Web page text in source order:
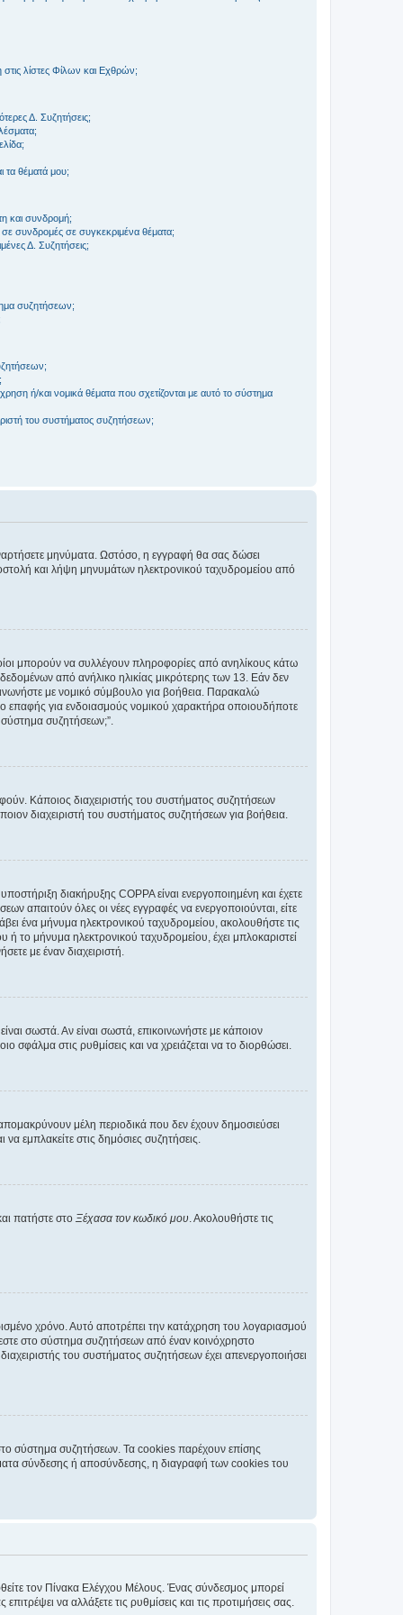
λίστες Φίλων και Εχθρών;
Δ. Συζητήσεις;
τα θέματά μου;
και συνδρομή;
συνδρομές σε συγκεκριμένα θέματα;
Δ. Συζητήσεις;
συζητήσεων;
ή/και νομικά θέματα που σχετίζονται με αυτό το σύστημα
του συστήματος συζητήσεων;
μηνύματα. Ωστόσο, η εγγραφή θα σας δώσει
και λήψη μηνυμάτων ηλεκτρονικού ταχυδρομείου από
μπορούν να συλλέγουν πληροφορίες από ανηλίκους κάτω
από ανήλικο ηλικίας μικρότερης των 13. Εάν δεν
με νομικό σύμβουλο για βοήθεια. Παρακαλώ
επαφής για ενδοιασμούς νομικού χαρακτήρα οποιουδήποτε
συζητήσεων;”.
Κάποιος διαχειριστής του συστήματος συζητήσεων
διαχειριστή του συστήματος συζητήσεων για βοήθεια.
διακήρυξης COPPA είναι ενεργοποιημένη και έχετε
απαιτούν όλες οι νέες εγγραφές να ενεργοποιούνται, είτε
ένα μήνυμα ηλεκτρονικού ταχυδρομείου, ακολουθήστε τις
το μήνυμα ηλεκτρονικού ταχυδρομείου, έχει μπλοκαριστεί
με έναν διαχειριστή.
σωστά. Αν είναι σωστά, επικοινωνήστε με κάποιον
σφάλμα στις ρυθμίσεις και να χρειάζεται να το διορθώσει.
μέλη περιοδικά που δεν έχουν δημοσιεύσει
εμπλακείτε στις δημόσιες συζητήσεις.
πατήστε στο Ξέχασα τον κωδικό μου . Ακολουθήστε τις
χρόνο. Αυτό αποτρέπει την κατάχρηση του λογαριασμού
στο σύστημα συζητήσεων από έναν κοινόχρηστο
του συστήματος συζητήσεων έχει απενεργοποιήσει
σύστημα συζητήσεων. Τα cookies παρέχουν επίσης
σύνδεσης ή αποσύνδεσης, η διαγραφή των cookies του
τον Πίνακα Ελέγχου Μέλους. Ένας σύνδεσμος μπορεί
να αλλάξετε τις ρυθμίσεις και τις προτιμήσεις σας.